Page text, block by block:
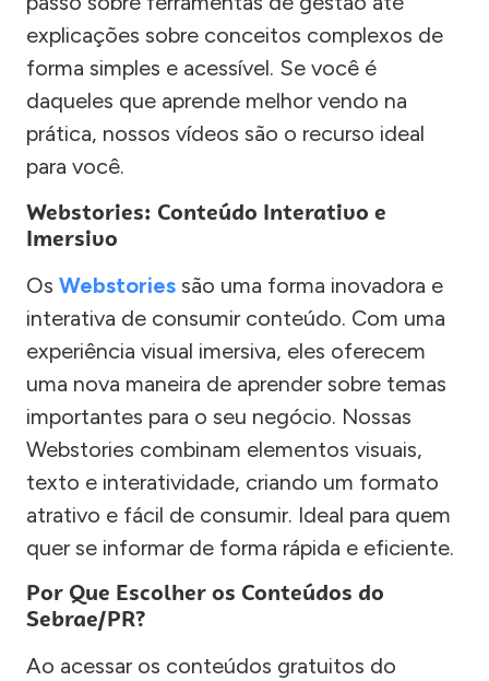
explicações sobre conceitos complexos de
forma simples e acessível. Se você é
daqueles que aprende melhor vendo na
prática, nossos vídeos são o recurso ideal
para você.
Webstories: Conteúdo Interativo e
Imersivo
Os Webstories são uma forma inovadora e
interativa de consumir conteúdo. Com uma
experiência visual imersiva, eles oferecem
uma nova maneira de aprender sobre temas
importantes para o seu negócio. Nossas
Webstories combinam elementos visuais,
texto e interatividade, criando um formato
atrativo e fácil de consumir. Ideal para quem
quer se informar de forma rápida e eficiente.
Por Que Escolher os Conteúdos do
Sebrae/PR?
Ao acessar os conteúdos gratuitos do